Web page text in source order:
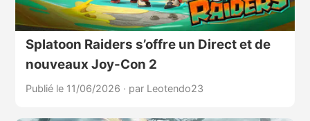
Splatoon Raiders s’offre un Direct et de
nouveaux Joy-Con 2
Publié le 11/06/2026 · par Leotendo23